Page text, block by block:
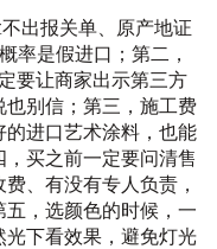
出报关单、原产地证
率是假进口；第二，
要让商家出示第三方
别信；第三，施工费
进口艺术涂料，也能
买之前一定要问清售
、有没有专人负责，
，选颜色的时候，一
下看效果，避免灯光